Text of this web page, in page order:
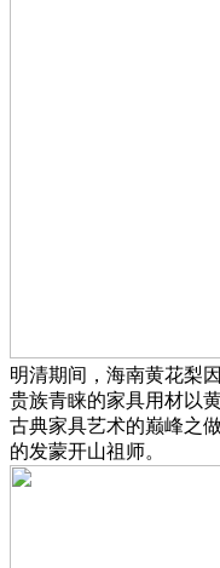
明清期间，海南黄花梨
贵族青睐的家具用材以
古典家具艺术的巅峰之
的发蒙开山祖师。